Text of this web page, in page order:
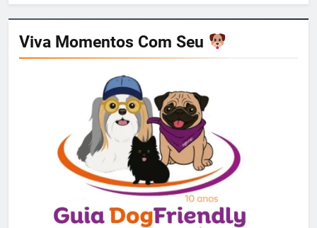
Viva Momentos Com Seu